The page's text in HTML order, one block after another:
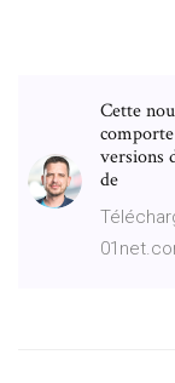
Cette
versions
de